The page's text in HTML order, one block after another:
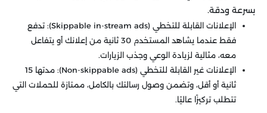
بسرعة ودقة.
الإعلانات القابلة للتخطي (Skippable in-stream ads): تدفع
فقط عندما يشاهد المستخدم 30 ثانية من إعلانك أو يتفاعل
معه، مثالية لزيادة الوعي وجذب الزيارات.
الإعلانات غير القابلة للتخطي (Non-skippable ads): مدتها 15
ثانية أو أقل، وتضمن وصول رسالتك بالكامل، ممتازة للحملات التي
تتطلب تركيزًا عاليًا.